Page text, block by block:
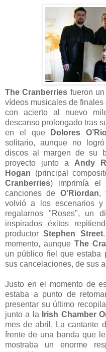
The Cranberries fueron
vídeos musicales de
con acierto al nuevo
descanso prolongado tras
en el que
Dolores
solitario, aunque no
discos al margen de su
proyecto junto a Andy
Hogan (principal
Cranberries) imprimía el
canciones de O’Riordan,
volvió a los escenarios
regalarnos "Roses", un
inspirados éxitos
productorStephen Street
momento, aunque The
un público fiel que estaba
sus cancelaciones, de sus
Justo en el momento de
estaba a punto de
presentar su último
junto a la
Irish Chamber
mes de abril. La cantante
frente de una banda que
mostraba un enorme